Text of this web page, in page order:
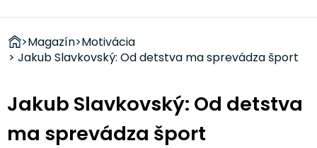
ZDRAVÉ
RÝCHLOVKY
>Magazín>Motivácia
> Jakub Slavkovský: Od detstva ma sprevádza šport
Jakub Slavkovský: Od detstva
ma sprevádza šport